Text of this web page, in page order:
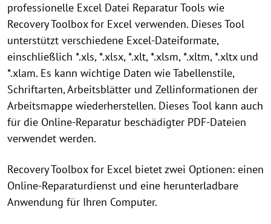
professionelle Excel Datei Reparatur Tools wie
Recovery Toolbox for Excel verwenden. Dieses Tool
unterstützt verschiedene Excel-Dateiformate,
einschließlich *.xls, *.xlsx, *.xlt, *.xlsm, *.xltm, *.xltx und
*.xlam. Es kann wichtige Daten wie Tabellenstile,
Schriftarten, Arbeitsblätter und Zellinformationen der
Arbeitsmappe wiederherstellen. Dieses Tool kann auch
für die Online-Reparatur beschädigter PDF-Dateien
verwendet werden.
Recovery Toolbox for Excel bietet zwei Optionen: einen
Online-Reparaturdienst und eine herunterladbare
Anwendung für Ihren Computer.